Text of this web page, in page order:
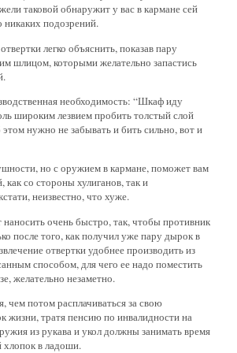
таковой обнаружит у вас в кармане сей
никаких подозрений.
легко объяснить, показав пару
шлицом, которыми желательно запастись
необходимость: “Шкаф иду
широким лезвием пробить толстый слой
нужно не забывать и бить сильно, вот и
но с оружием в кармане, поможет вам
как со стороны хулиганов, так и
неизвестно, что хуже.
очень быстро, так, чтобы противник
после того, как получил уже пару дырок в
отвертки удобнее производить из
способом, для чего ее надо поместить
желательно незаметно.
чем потом расплачиваться за свою
жизни, тратя пенсию по инвалидности на
из рукава и укол должны занимать время
в ладоши.